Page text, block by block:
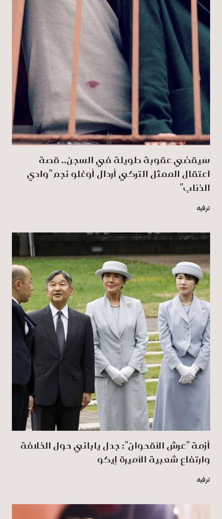
سيقضي عقوبة طويلة في السجن.. قصة
اعتقال الممثل التركي أردال أوغلو نجم "وادي
الذئاب"
ترفيه
أزمة "عرش الأقحوان": جدل ياباني حول الخلافة
وارتفاع شعبية الأميرة إيكو
ترفيه